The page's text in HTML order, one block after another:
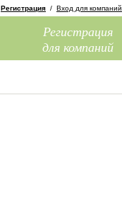
Регистрация / Вход для компаний
Регистрация
для компаний